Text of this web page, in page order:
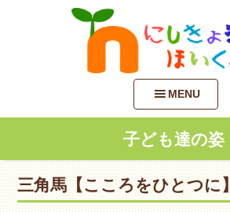
MENU
子ども達の姿
三角馬【こころをひとつに】